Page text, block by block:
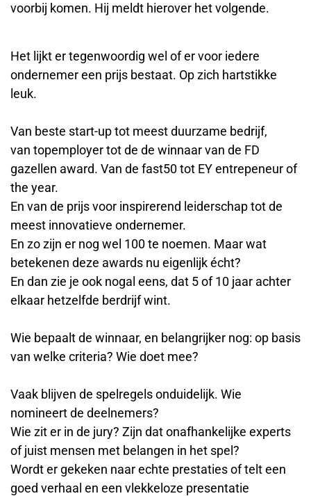
voorbij komen. Hij meldt hierover het volgende.
Het lijkt er tegenwoordig wel of er voor iedere
ondernemer een prijs bestaat. Op zich hartstikke
leuk.
Van beste start-up tot meest duurzame bedrijf,
van topemployer tot de de winnaar van de FD
gazellen award. Van de fast50 tot EY entrepeneur of
the year.
En van de prijs voor inspirerend leiderschap tot de
meest innovatieve ondernemer.
En zo zijn er nog wel 100 te noemen. Maar wat
betekenen deze awards nu eigenlijk écht?
En dan zie je ook nogal eens, dat 5 of 10 jaar achter
elkaar hetzelfde berdrijf wint.
Wie bepaalt de winnaar, en belangrijker nog: op basis
van welke criteria? Wie doet mee?
Vaak blijven de spelregels onduidelijk. Wie
nomineert de deelnemers?
Wie zit er in de jury? Zijn dat onafhankelijke experts
of juist mensen met belangen in het spel?
Wordt er gekeken naar echte prestaties of telt een
goed verhaal en een vlekkeloze presentatie